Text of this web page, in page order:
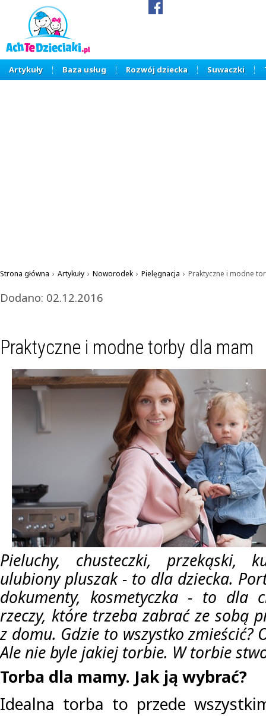
Artykuły Baza usług Rozwój dziecka Suwaczki
Strona główna › Artykuły › Noworodek › Pielęgnacja › Praktyczne i modne
Dodano: 02.12.2016
Praktyczne i modne torby dla mam
Pieluchy, chusteczki, przekąski,
ulubiony pluszak - to dla dziecka.
dokumenty, kosmetyczka - to dla
rzeczy, które trzeba zabrać ze sobą
z domu. Gdzie to wszystko zmieścić?
Ale nie byle jakiej torbie. W torbie
Torba dla mamy. Jak ją wybrać?
Idealna torba to przede